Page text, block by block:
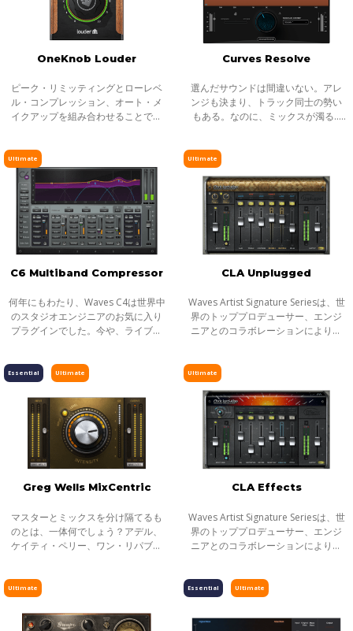
インストゥルメント
ギター／ベース
メーター
サラウンド
ヘッドフォンミキシング
ライブソリューション
チャンネルストリップ
ハーモニックエンハンサー
OneKnob Louder
ピーク・リミッティングとローレベ
ル・コンプレッション、オート・メ
イクアップを組み合わせることで、
Curves Resolve
選んだサウンドは間違いない。アレ
ンジも決まり、トラック同士の勢い
もある。なのに、ミックスが濁る...
れが音のマスキングと言われる現象
です。
Ultimate
C6 Multiband Compressor
何年にもわたり、Waves C4は世界中
のスタジオエンジニアのお気に入り
プラグインでした。今や、ライブサ
Ultimate
CLA Unplugged
Waves Artist Signature Seriesは、世
界のトッププロデューサー、エンジ
ニアとのコラボレーションにより生
グインは、アーティストの個性的な
サウ
Ultimate
Essential
Greg Wells MixCentric
マスターとミックスを分け隔てるも
のとは、一体何でしょう？アデル、
ケイティ・ペリー、ワン・リパブリ
万もの楽曲売上数を持つグラミー賞
Ultimate
CLA Effects
Waves Artist Signature Seriesは、世
界のトッププロデューサー、エンジ
ニアとのコラボレーションにより生
グインは、アーティストの個性的な
Ultimate Ultimate
Essential